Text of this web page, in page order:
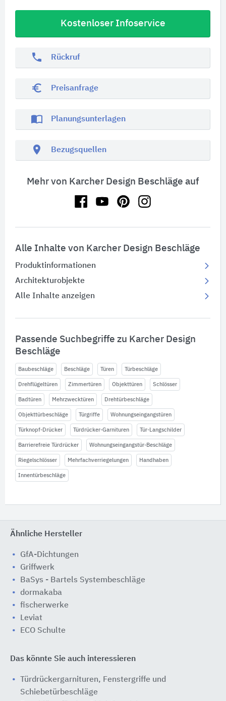
Kostenloser Infoservice
phone Rückruf
euro_symbol Preisanfrage
import_contacts Planungsunterlagen
location_on Bezugsquellen
Mehr von Karcher Design Beschläge auf
Alle Inhalte von Karcher Design Beschläge
Produktinformationen
Architekturobjekte
Alle Inhalte anzeigen
Passende Suchbegriffe zu Karcher Design
Beschläge
Baubeschläge Beschläge Türen Türbeschläge
Drehflügeltüren Zimmertüren Objekttüren Schlösser
Badtüren Mehrzwecktüren Drehtürbeschläge
Objekttürbeschläge Türgriffe Wohnungseingangstüren
Türknopf-Drücker Türdrücker-Garnituren Tür-Langschilder
Barrierefreie Türdrücker Wohnungseingangstür-Beschläge
Riegelschlösser Mehrfachverriegelungen Handhaben
Innentürbeschläge
Ähnliche Hersteller
GfA-Dichtungen
Griffwerk
BaSys - Bartels Systembeschläge
dormakaba
fischerwerke
Leviat
ECO Schulte
Das könnte Sie auch interessieren
Türdrückergarnituren, Fenstergriffe und
Schiebetürbeschläge